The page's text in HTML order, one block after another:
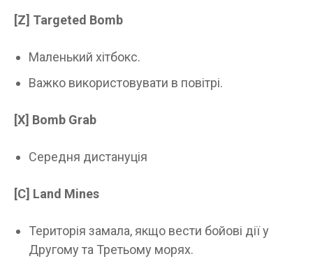
[Z] Targeted Bomb
Маленький хітбокс.
Важко використовувати в повітрі.
[X] Bomb Grab
Середня дистануція
[C] Land Mines
Територія замала, якщо вести бойові дії у
Другому та Третьому морях.